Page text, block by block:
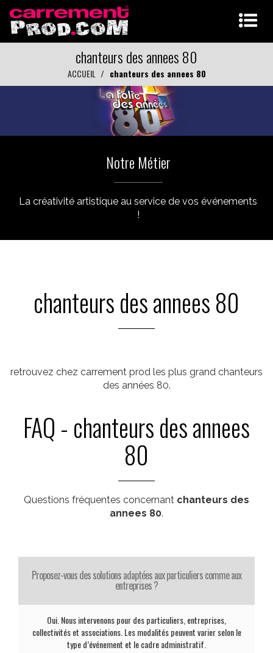
chanteurs des annees 80
ACCUEIL chanteurs des annees 80
Notre Métier
La créativité artistique au service de vos événements
!
chanteurs des annees 80
retrouvez chez carrement prod les plus grand chanteurs
des années 80.
FAQ - chanteurs des annees
80
Questions fréquentes concernant chanteurs des
annees 80.
Proposez-vous des solutions adaptées aux particuliers comme aux
entreprises ?
Oui. Nous intervenons pour des particuliers, entreprises,
collectivités et associations. Les modalités peuvent varier selon le
type d’événement et le cadre administratif.